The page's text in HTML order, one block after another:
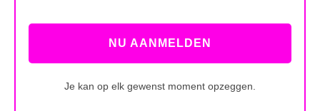
NU AANMELDEN
Je kan op elk gewenst moment opzeggen.